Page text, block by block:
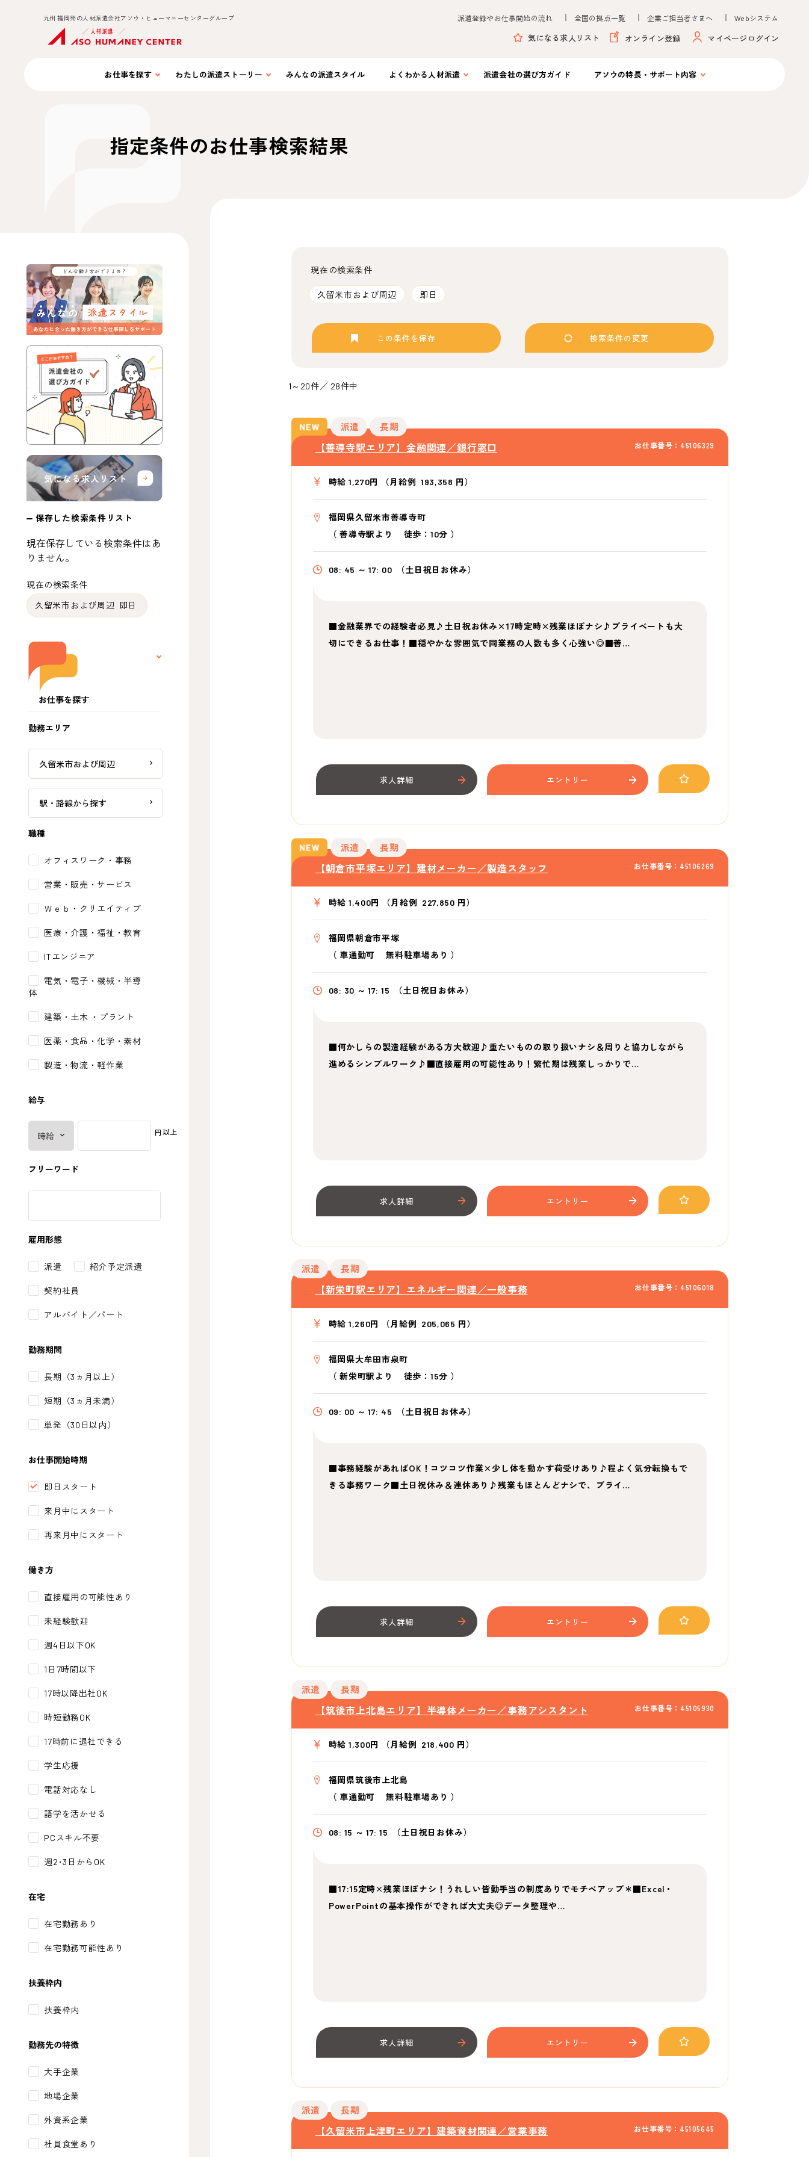
九州 福岡発の人材派遣会社アソウ・ヒューマニーセンターグループ 派遣登録やお仕事開始の流れ 全国の拠点一覧 企業ご担当者さまへ Webシステム
気になる求人リスト オンライン登録 マイページログイン
お仕事を探す わたしの派遣ストーリー みんなの派遣スタイル よくわかる 人材派遣 派遣会社の選び方ガイド アソウの特長・サポート内容
指定条件のお仕事検索結果
保存した検索条件リスト
現在保存している検索条件はあ
りません。
現在の検索条件
久留米市および周辺 即日
お仕事を探す
勤務エリア
久留米市および周辺
駅・路線から探す
職種
オフィスワーク・事務
営業・販売・サービス
Ｗｅｂ・クリエイティブ
医療・介護・福祉・教育
ITエンジニア
電気・電子・機械・半導
体
建築・土木 ・プラント
医薬・食品・化学・素材
製造・物流・軽作業
給与
円以上
フリーワード
雇用形態
派遣 紹介予定派遣
契約社員
アルバイト／パート
勤務期間
長期（3ヵ月以上）
短期（3ヵ月未満）
単発（30日以内）
お仕事開始時期
即日スタート
来月中にスタート
再来月中にスタート
働き方
直接雇用の可能性あり
未経験歓迎
週4日以下OK
1日7時間以下
17時以降出社OK
時短勤務OK
17時前に退社できる
学生応援
電話対応なし
語学を活かせる
PCスキル不要
週2･3日からOK
在宅
在宅勤務あり
在宅勤務可能性あり
扶養枠内
扶養枠内
勤務先の特徴
大手企業
地場企業
外資系企業
社員食堂あり
現在の検索条件
久留米市および周辺 即日
この条件を保存 検索条件の変更
1～20件／ 28件中
お仕事番号：45106329
派遣 長期
【善導寺駅エリア】金融関連／銀行窓口
時給 1,270円 （月給例 193,358 円）
福岡県久留米市善導寺町
（善導寺駅より 徒歩：10分 ）
08: 45 ～ 17: 00 （土日祝日お休み）
■金融業界での経験者必見♪土日祝お休み×17時定時×残業ほぼナシ♪プライベートも大
切にできるお仕事！■穏やかな雰囲気で同業務の人数も多く心強い◎■善…
求人詳細 エントリー
お仕事番号：45106269
派遣 長期
【朝倉市平塚エリア】建材メーカー／製造スタッフ
時給 1,400円 （月給例 227,850 円）
福岡県朝倉市平塚
（ 車通勤可 無料駐車場あり ）
08: 30 ～ 17: 15 （土日祝日お休み）
■何かしらの製造経験がある方大歓迎♪重たいものの取り扱いナシ＆周りと協力しながら
進めるシンプルワーク♪■直接雇用の可能性あり！繁忙期は残業しっかりで…
求人詳細 エントリー
お仕事番号：45106018
派遣 長期
【新栄町駅エリア】エネルギー関連／一般事務
時給 1,260円 （月給例 205,065 円）
福岡県大牟田市泉町
（新栄町駅より 徒歩：15分 ）
09: 00 ～ 17: 45 （土日祝日お休み）
■事務経験があればOK！コツコツ作業×少し体を動かす荷受けあり♪程よく気分転換もで
きる事務ワーク■土日祝休み＆連休あり♪残業もほとんどナシで、プライ…
求人詳細 エントリー
お仕事番号：45105930
派遣 長期
【筑後市上北島エリア】半導体メーカー／事務アシスタント
時給 1,300円 （月給例 218,400 円）
福岡県筑後市上北島
（ 車通勤可 無料駐車場あり ）
08: 15 ～ 17: 15 （土日祝日お休み）
■17:15定時×残業ほぼナシ！うれしい皆勤手当の制度ありでモチベアップ＊■Excel・
PowerPointの基本操作ができれば大丈夫◎データ整理や…
求人詳細 エントリー
お仕事番号：45105645
派遣 長期
【久留米市上津町エリア】建築資材関連／営業事務